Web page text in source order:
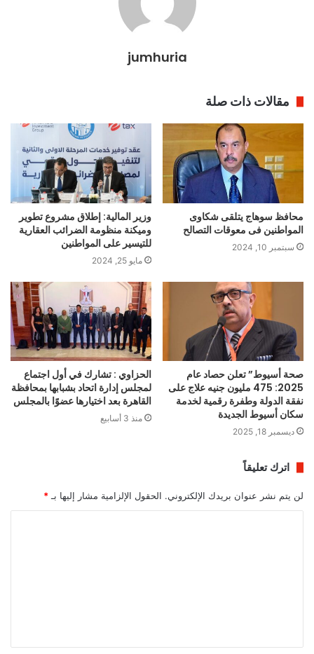
jumhuria
مقالات ذات صلة
محافظ سوهاج يتلقى شكاوى
المواطنين فى معوقات التصالح
سبتمبر 10, 2024
وزير المالية: إطلاق مشروع تطوير
وميكنة منظومة الضرائب العقارية
للتيسير على المواطنين
مايو 25, 2024
صحة أسيوط” تعلن حصاد عام
2025: 475 مليون جنيه علاج على
نفقة الدولة وطفرة رقمية لخدمة
سكان أسيوط الجديدة
ديسمبر 18, 2025
الحزاوي : تشارك في أول اجتماع
لمجلس إدارة اتحاد بشبابها بمحافظة
القاهرة بعد اختيارها عضوًا بالمجلس
منذ 3 أسابيع
اترك تعليقاً
لن يتم نشر عنوان بريدك الإلكتروني. الحقول الإلزامية مشار إليها بـ *
ق